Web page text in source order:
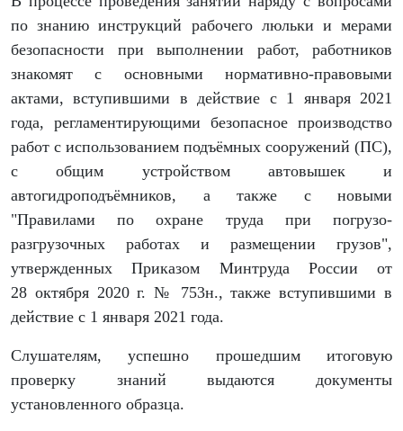
по знанию инструкций рабочего люльки и мерами
безопасности при выполнении работ, работников
знакомят с основными нормативно-правовыми
актами, вступившими в действие с 1 января 2021
года, регламентирующими безопасное производство
работ с использованием подъёмных сооружений (ПС),
с общим устройством автовышек и
автогидроподъёмников, а также с новыми
"Правилами по охране труда при погрузо-
разгрузочных работах и размещении грузов",
утвержденных Приказом Минтруда России от
28 октября 2020 г. № 753н., также вступившими в
действие с 1 января 2021 года.
Слушателям, успешно прошедшим итоговую
проверку знаний выдаются документы
установленного образца.